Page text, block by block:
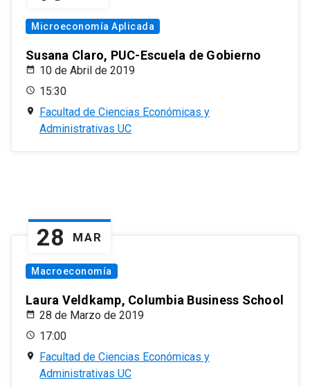
Microeconomía Aplicada
Susana Claro, PUC-Escuela de Gobierno
10 de Abril de 2019
15:30
Facultad de Ciencias Económicas y
Administrativas UC
28 MAR
Macroeconomía
Laura Veldkamp, Columbia Business School
28 de Marzo de 2019
17:00
Facultad de Ciencias Económicas y
Administrativas UC